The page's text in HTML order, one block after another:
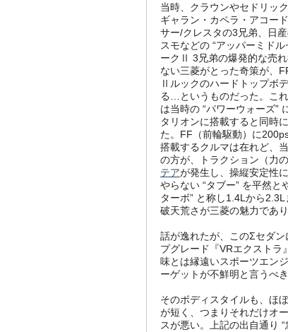
当時、クラウンやセドリッ
ギャラン・カペラ・アコー
サー/クレスタの3兄弟、日
スモなどの “アッパーミド
ークⅡ 3兄弟の爆発的な売
ない三菱がとった奇策が、
Ⅱルックのハードトップボ
る…というものだった。こ
は当時の “パワーウォーズ”
タリオンに搭載すると同時
た。FF（前輪駆動）に
搭載するクルマは在れど、
の方が、トラクション（力
テアが発生し、操縦安定性
やらない “タブー” を平然
ターボ” と称し1.4Lから
破天荒さが三菱の魅力であ
話が逸れたが、このΣセダ
プグレード『VRエクストラ
味とは縁遠いスポーツエン
ーゲットが不鮮明と言うべ
そのボディスタイルも、ほ
が短く、つまりそれだけオ
スが悪い。上記の出自通り “